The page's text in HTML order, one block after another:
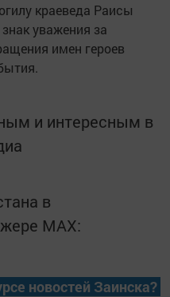
краеведа Раисы
уважения за
имен героев
и интересным в
в
MАХ:
новостей Заинска?